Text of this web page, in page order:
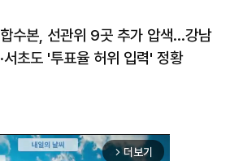
합수본, 선관위 9곳 추가 압색…강남
·서초도 '투표율 허위 입력' 정황
arrow_forward_ios 더보기